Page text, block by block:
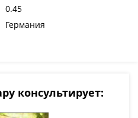
0.45
Германия
консультирует: